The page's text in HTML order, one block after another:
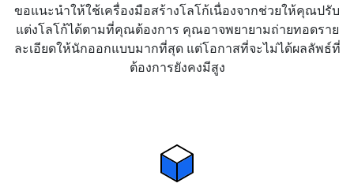
ขอแนะนำให้ใช้เครื่องมือสร้างโลโก้เนื่องจากช่วยให้คุณปรับ
แต่งโลโก้ได้ตามที่คุณต้องการ คุณอาจพยายามถ่ายทอดราย
ละเอียดให้นักออกแบบมากที่สุด แต่โอกาสที่จะไม่ได้ผลลัพธ์ที่
ต้องการยังคงมีสูง